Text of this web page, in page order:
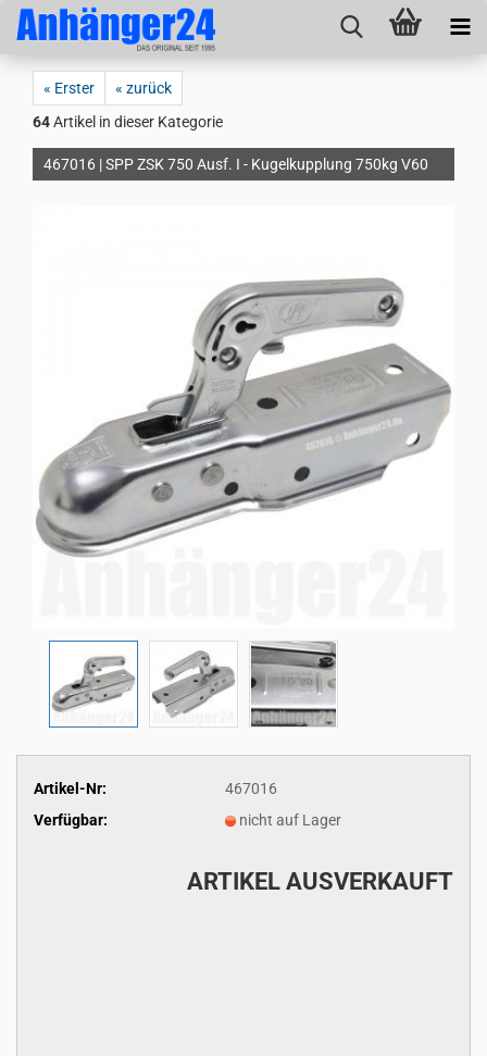
« Erster
« zurück
64Artikel in dieser Kategorie
467016 | SPP ZSK 750 Ausf. I - Kugelkupplung 750kg V60
Artikel-Nr:
467016
Verfügbar:
nicht auf Lager
ARTIKEL AUSVERKAUFT